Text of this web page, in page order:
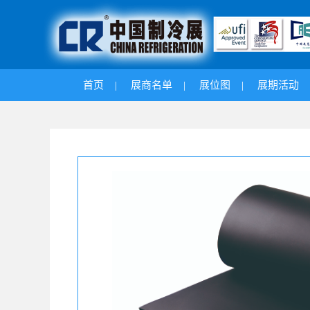
首页 | 展商名单 | 展位图 | 展期活动